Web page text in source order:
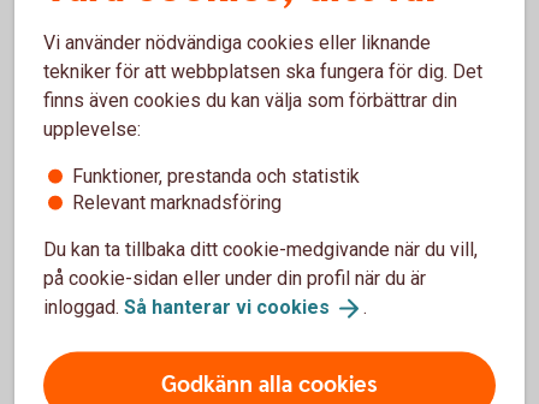
Rörlig eller bunden ränta?
Hur ska jag dela upp lånet på olika
Vad är det för skillnad på rörlig och bunden
ränta?
Är inte rörlig ränta alltid mest fördelaktig?
Vi använder nödvändiga cookies eller liknande
tekniker för att webbplatsen ska fungera för dig. Det
finns även cookies du kan välja som förbättrar din
upplevelse:
Funktioner, prestanda och statistik
Relevant marknadsföring
Du kan ta tillbaka ditt cookie-medgivande när du vill,
på cookie-sidan eller under din profil när du är
inloggad. Så hanterar vi cookies .
Godkänn alla cookies